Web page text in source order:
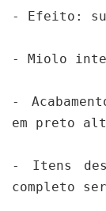
- Efeito:
- Miolo
-
em preto
- Itens
completo